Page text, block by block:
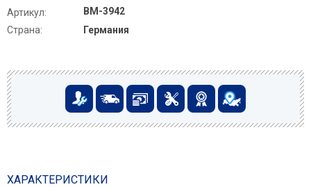
Артикул:
BM-3942
Страна:
Германия
ХАРАКТЕРИСТИКИ